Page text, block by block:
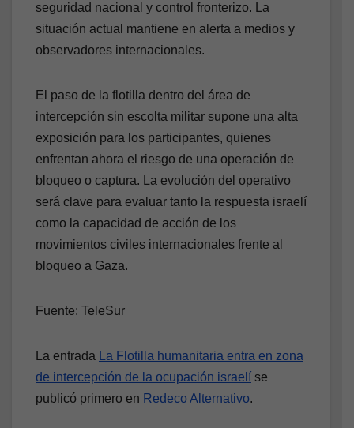
seguridad nacional y control fronterizo. La
situación actual mantiene en alerta a medios y
observadores internacionales.
El paso de la flotilla dentro del área de
intercepción sin escolta militar supone una alta
exposición para los participantes, quienes
enfrentan ahora el riesgo de una operación de
bloqueo o captura. La evolución del operativo
será clave para evaluar tanto la respuesta israelí
como la capacidad de acción de los
movimientos civiles internacionales frente al
bloqueo a Gaza.
Fuente: TeleSur
La entrada
La Flotilla humanitaria entra en zona
de intercepción de la ocupación israelí se
publicó primero en Redeco Alternativo.